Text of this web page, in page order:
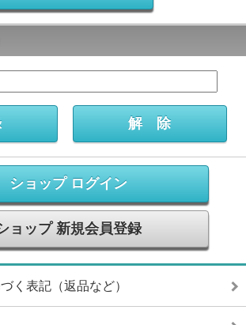
ショップ ログイン
ョップ 新規会員登録
く表記（返品など）